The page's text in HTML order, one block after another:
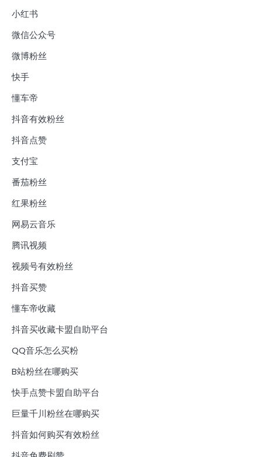
小红书
微信公众号
微博粉丝
快手
懂车帝
抖音有效粉丝
抖音点赞
支付宝
番茄粉丝
红果粉丝
网易云音乐
腾讯视频
视频号有效粉丝
抖音买赞
懂车帝收藏
抖音买收藏卡盟自助平台
QQ音乐怎么买粉
B站粉丝在哪购买
快手点赞卡盟自助平台
巨量千川粉丝在哪购买
抖音如何购买有效粉丝